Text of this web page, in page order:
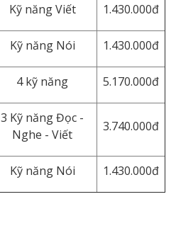
Kỹ năng Viết 1.430.000đ
Kỹ năng Nói 1.430.000đ
4 kỹ năng 5.170.000đ
3 Kỹ năng Đọc -
Nghe - Viết
3.740.000đ
Kỹ năng Nói 1.430.000đ